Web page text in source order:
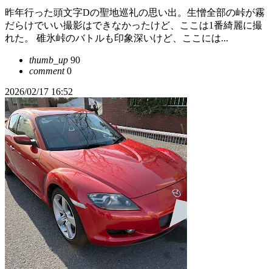
昨年行った頭文字Dの聖地巡礼の思い出。生憎全部の峠が霧
だらけでいい撮影はできなかったけど、ここは1番綺麗に撮
れた。 碓氷峠のバトルも印象深いけど、ここには...
thumb_up 90
comment0
2026/02/17 16:52